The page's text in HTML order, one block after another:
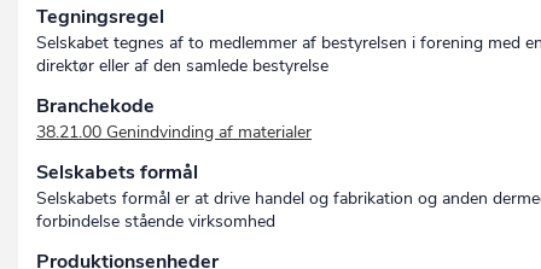
DANSK MILJØ A/S
DANISH RECYCLING COMPANY LTD. A/S
DANISH RECYCLING INDUSTRY LTD. A/S
Tegningsregel
Selskabet tegnes af to medlemmer af bestyrelsen i forening med
direktør eller af den samlede bestyrelse
Branchekode
38.21.00 Genindvinding af materialer
Selskabets formål
Selskabets formål er at drive handel og fabrikation og anden
forbindelse stående virksomhed
Produktionsenheder